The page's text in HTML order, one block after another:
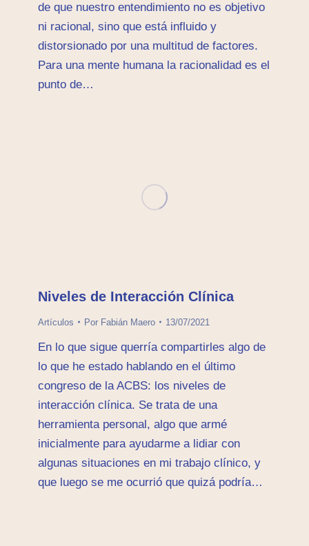
de que nuestro entendimiento no es objetivo
ni racional, sino que está influido y
distorsionado por una multitud de factores.
Para una mente humana la racionalidad es el
punto de…
Niveles de Interacción Clínica
Artículos Por Fabián Maero 13/07/2021
En lo que sigue querría compartirles algo de
lo que he estado hablando en el último
congreso de la ACBS: los niveles de
interacción clínica. Se trata de una
herramienta personal, algo que armé
inicialmente para ayudarme a lidiar con
algunas situaciones en mi trabajo clínico, y
que luego se me ocurrió que quizá podría…